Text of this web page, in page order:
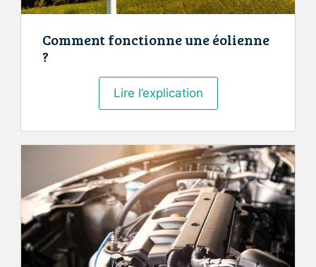
Comment fonctionne une éolienne
?
Lire l’explicationComment
fonctionne
éolienne
?